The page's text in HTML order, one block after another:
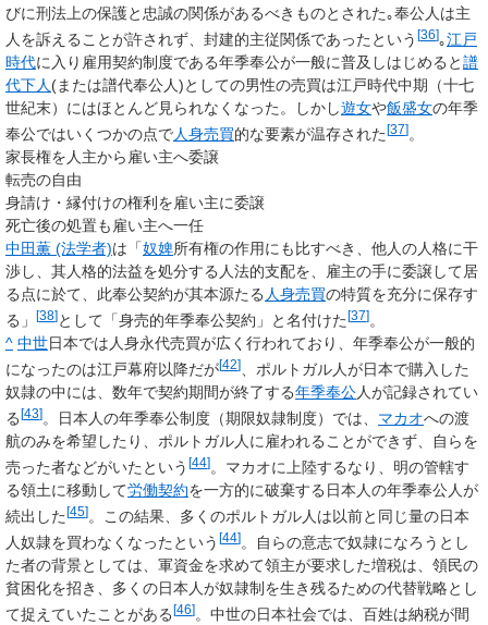
びに刑法上の保護と忠誠の関係があるべきものとされた｡奉公人は主
人を訴えることが許されず、封建的主従関係であったという [36]｡江戸
時代に入り雇用契約制度である年季奉公が一般に普及しはじめると譜
代下人 (または譜代奉公人)としての男性の売買は江戸時代中期（十七
世紀末）にはほとんど見られなくなった。しかし遊女や飯盛女の年季
奉公ではいくつかの点で人身売買的な要素が温存された[37]。
家長権を人主から雇い主へ委譲
転売の自由
身請け・縁付けの権利を雇い主に委譲
死亡後の処置も雇い主へ一任
中田薫 (法学者)は「奴婢所有権の作用にも比すべき、他人の人格に干
渉し、其人格的法益を処分する人法的支配を、雇主の手に委譲して居
る点に於て、此奉公契約が其本源たる 人身売買の特質を充分に保存す
る」
[38]として「身売的年季奉公契約」と名付けた[37]。
^ 中世日本では人身永代売買が広く行われており、年季奉公が一般的
になったのは江戸幕府以降だが[42]
、ポルトガル人が日本で購入した
奴隷の中には、数年で契約期間が終了する年季奉公人が記録されてい
る[43]。日本人の年季奉公制度（期限奴隷制度）では、 マカオへの渡
航のみを希望したり、ポルトガル人に雇われることができず、自らを
売った者などがいたという [44]。マカオに上陸するなり、明の管轄す
る領土に移動して労働契約を一方的に破棄する日本人の年季奉公人が
続出した[45]。この結果、多くのポルトガル人は以前と同じ量の日本
人奴隷を買わなくなったという [44]。自らの意志で奴隷になろうとし
た者の背景としては、軍資金を求めて領主が要求した増税は、領民の
貧困化を招き、多くの日本人が奴隷制を生き残るための代替戦略とし
て捉えていたことがある[46]。中世の日本社会では、百姓は納税が間